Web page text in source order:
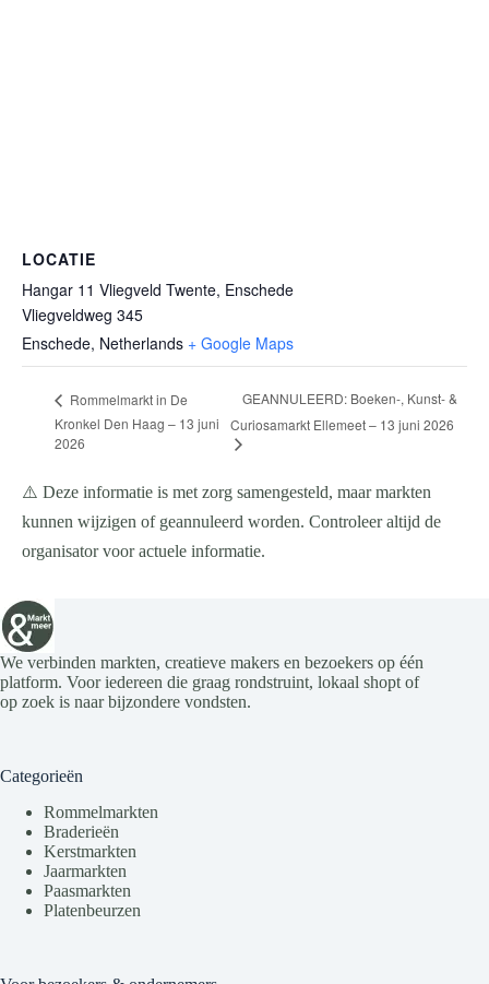
LOCATIE
Hangar 11 Vliegveld Twente, Enschede
Vliegveldweg 345
Enschede, Netherlands + Google Maps
Rommelmarkt in De
Kronkel Den Haag – 13 juni
2026
GEANNULEERD: Boeken-, Kunst- &
Curiosamarkt Ellemeet – 13 juni 2026
⚠️ Deze informatie is met zorg samengesteld, maar markten
kunnen wijzigen of geannuleerd worden. Controleer altijd de
organisator voor actuele informatie.
We verbinden markten, creatieve makers en bezoekers op één
platform. Voor iedereen die graag rondstruint, lokaal shopt of
op zoek is naar bijzondere vondsten.
Categorieën
Rommelmarkten
Braderieën
Kerstmarkten
Jaarmarkten
Paasmarkten
Platenbeurzen